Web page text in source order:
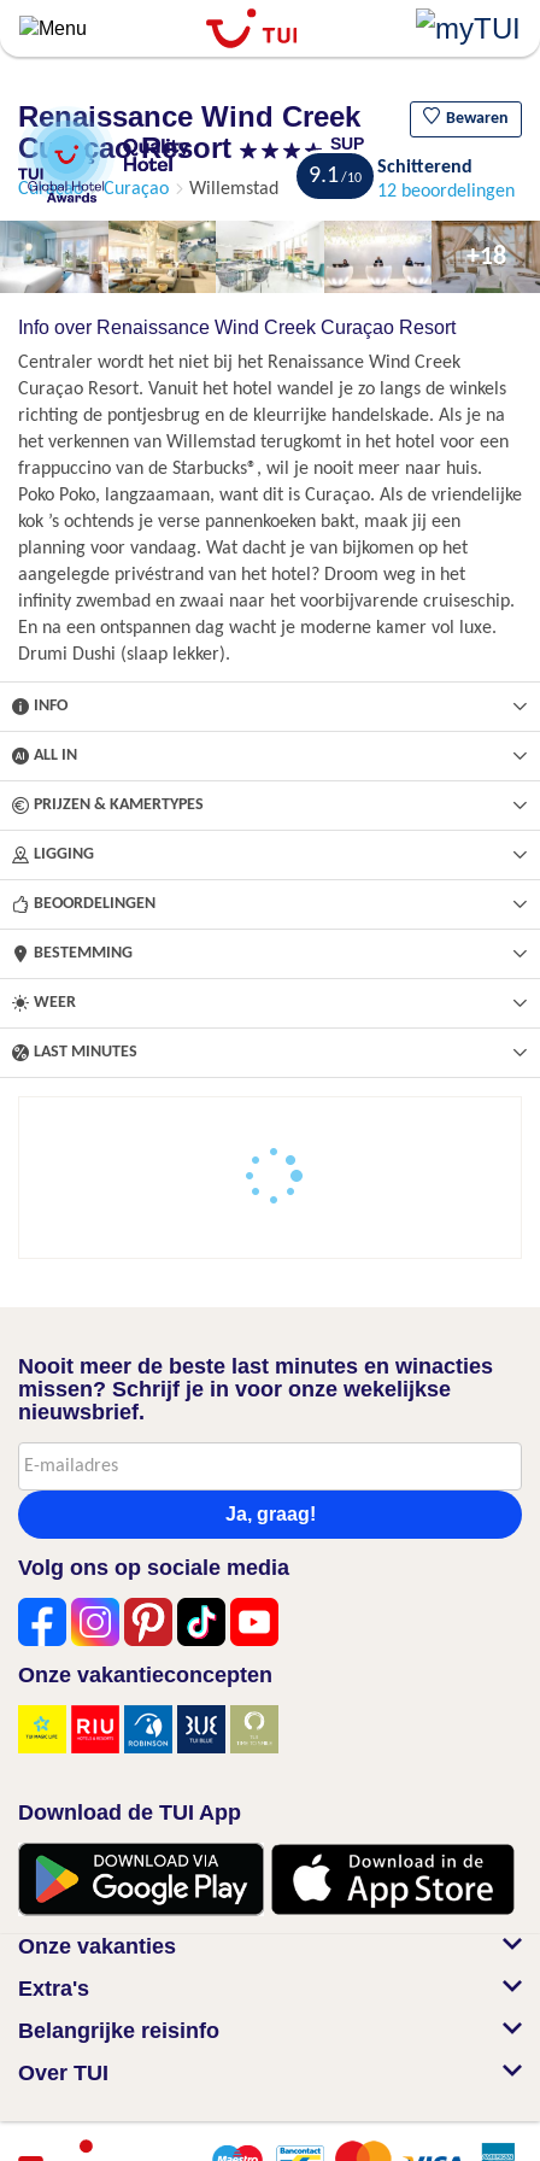
Overslaan
algemene
inhoud
gaan
Renaissance Wind Creek
Curaçao Resort
SUP
Bewaren
Curaçao Curaçao Willemstad
9.1
Schitterend
12 beoordelingen
+18
Info over Renaissance Wind Creek Curaçao Resort
Centraler wordt het niet bij het Renaissance Wind Creek
Curaçao Resort. Vanuit het hotel wandel je zo langs de winkels
richting de pontjesbrug en de kleurrijke handelskade. Als je na
het verkennen van Willemstad terugkomt in het hotel voor een
frappuccino van de Starbucks®, wil je nooit meer naar huis.
Poko Poko, langzaamaan, want dit is Curaçao. Als de vriendelijke
kok ’s ochtends je verse pannenkoeken bakt, maak jij een
planning voor vandaag. Wat dacht je van bijkomen op het
aangelegde privéstrand van het hotel? Droom weg in het
infinity zwembad en zwaai naar het voorbijvarende cruiseschip.
En na een ontspannen dag wacht je moderne kamer vol luxe.
Drumi Dushi (slaap lekker).
INFO
ALL IN
PRIJZEN & KAMERTYPES
LIGGING
BEOORDELINGEN
BESTEMMING
WEER
LAST MINUTES
Nooit meer de beste last minutes en winacties
missen? Schrijf je in voor onze wekelijkse
nieuwsbrief.
Ja, graag!
Volg ons op sociale media
Onze vakantieconcepten
Download de TUI App
Onze vakanties
Extra's
Belangrijke reisinfo
Over TUI